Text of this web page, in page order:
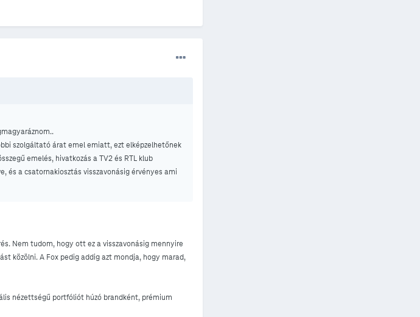
szolgáltató árat emel emiatt, ezt elképzelhetőnek
emelés, hivatkozás a TV2 és RTL klub
a csatornakiosztás visszavonásig érvényes ami
Nem tudom, hogy ott ez a visszavonásig mennyire
közölni. A Fox pedig addig azt mondja, hogy marad,
nézettségű portfóliót húzó brandként, prémium